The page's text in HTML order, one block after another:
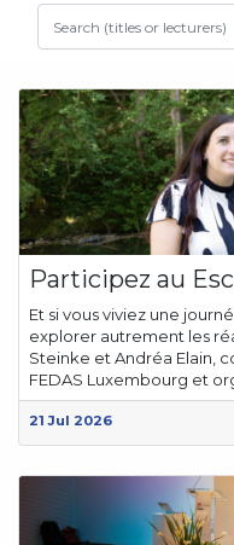
Participez au
Et si vous viviez une
explorer autrement les
Steinke et Andréa Elain,
FEDAS Luxembourg et
21 Jul 2026